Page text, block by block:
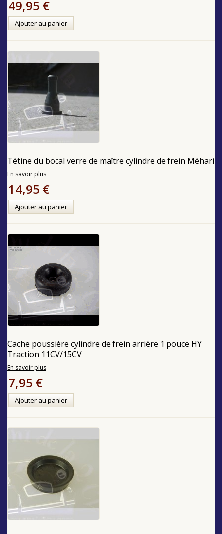
49,95 €
Ajouter au panier
Tétine du bocal verre de maître cylindre de frein Méhari
En savoir plus
14,95 €
Ajouter au panier
Cache poussière cylindre de frein arrière 1 pouce HY
Traction 11CV/15CV
En savoir plus
7,95 €
Ajouter au panier